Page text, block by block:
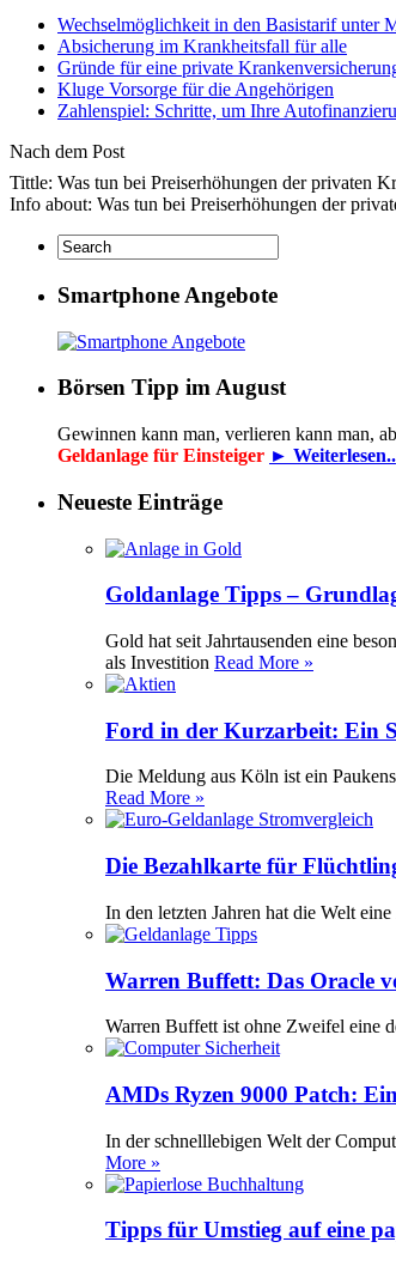
Wechselmöglichkeit in den Basistarif unter
Absicherung im Krankheitsfall für alle
Gründe für eine private
Kluge Vorsorge für die Angehörigen
Zahlenspiel: Schritte, um Ihre
Nach dem Post
Tittle: Was tun bei Preiserhöhungen der privaten
Info about: Was tun bei Preiserhöhungen der
Smartphone Angebote
Börsen Tipp im August
Gewinnen kann man, verlieren kann man,
Geldanlage für Einsteiger ► Weiterlesen..
Neueste Einträge
Goldanlage Tipps –
Gold hat seit Jahrtausenden eine
als Investition Read More »
Ford in der Kurzarbeit: Ein
Die Meldung aus Köln ist ein
Read More »
Die Bezahlkarte für
In den letzten Jahren hat die Welt
Warren Buffett: Das Oracle
Warren Buffett ist ohne Zweifel eine
AMDs Ryzen 9000 Patch:
In der schnelllebigen Welt der
More »
Tipps für Umstieg auf eine